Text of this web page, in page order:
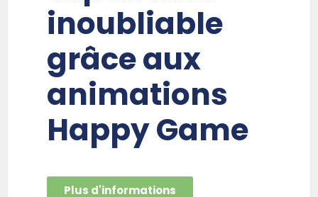
inoubliable
grâce aux
animations
Happy Game
Plus d'informations